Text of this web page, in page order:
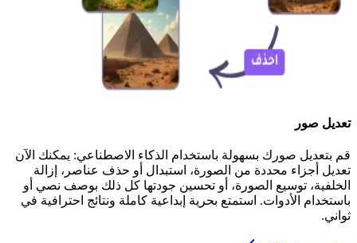
تعديل صور
قم بتعديل صورك بسهولة باستخدام الذكاء الاصطناعي: يمكنك الآن
تعديل أجزاء محددة من الصورة، استبدال أو حذف عناصر، إزالة
الخلفية، توسيع الصورة، أو تحسين جودتها كل ذلك بوصف نصي أو
باستخدام الأدوات. استمتع بحرية إبداعية كاملة ونتائج احترافية في
ثواني.